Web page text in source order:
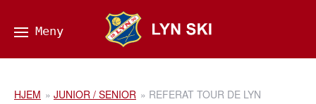
HJEM » JUNIOR / SENIOR » REFERAT TOUR DE LYN